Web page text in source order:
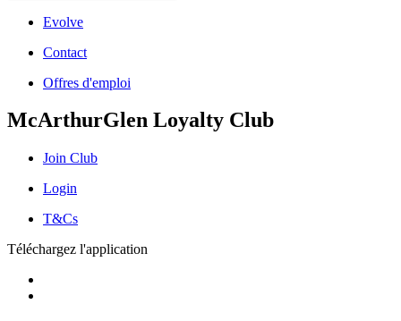
Evolve
Contact
Offres d'emploi
McArthurGlen Loyalty Club
Join Club
Login
T&Cs
Téléchargez l'application